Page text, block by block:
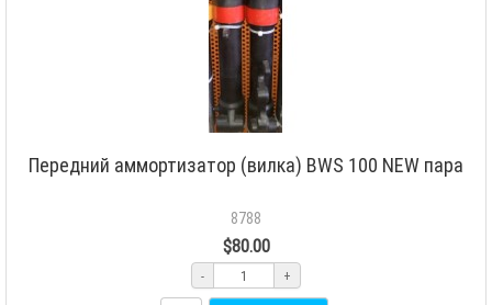
Передний аммортизатор (вилка) BWS 100 NEW пара
8788
$80.00
- +